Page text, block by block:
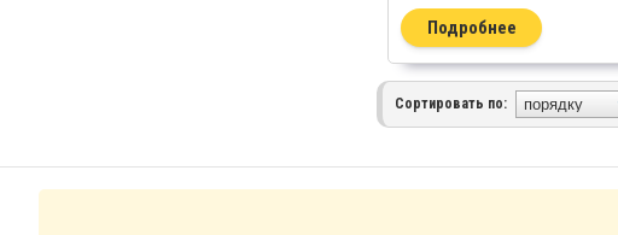
Подробнее
Сортировать по: